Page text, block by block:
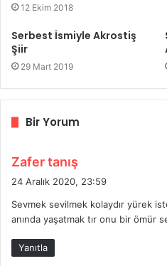
12 Ekim 2018
Serbest İsmiyle Akrostiş
Şiir
29 Mart 2019
Bir Yorum
Zafer tanış
e
i
k
24 Aralık 2020, 23:59
Sevmek sevilmek kolaydır yürek
anında yaşatmak tır onu bir ömür
Yanıtla